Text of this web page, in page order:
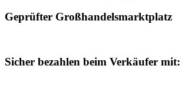
Geprüfter Großhandelsmarktplatz
Sicher bezahlen beim Verkäufer mit: